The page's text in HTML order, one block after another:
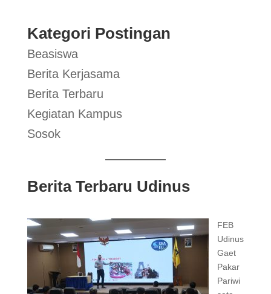
Kategori Postingan
Beasiswa
Berita Kerjasama
Berita Terbaru
Kegiatan Kampus
Sosok
Berita Terbaru Udinus
FEB
Udinus
Gaet
Pakar
Pariwi